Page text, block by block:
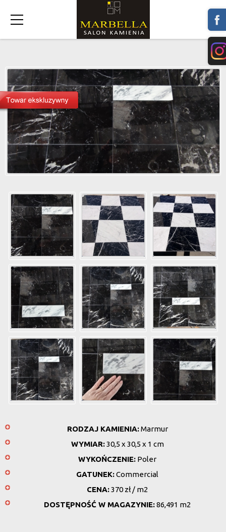
RODZAJ KAMIENIA:Marmur
WYMIAR:30,5 x 30,5 x 1 cm
WYKOŃCZENIE: Poler
GATUNEK:Commercial
CENA:370 zł / m2
DOSTĘPNOŚĆ W MAGAZYNIE:86,491 m2